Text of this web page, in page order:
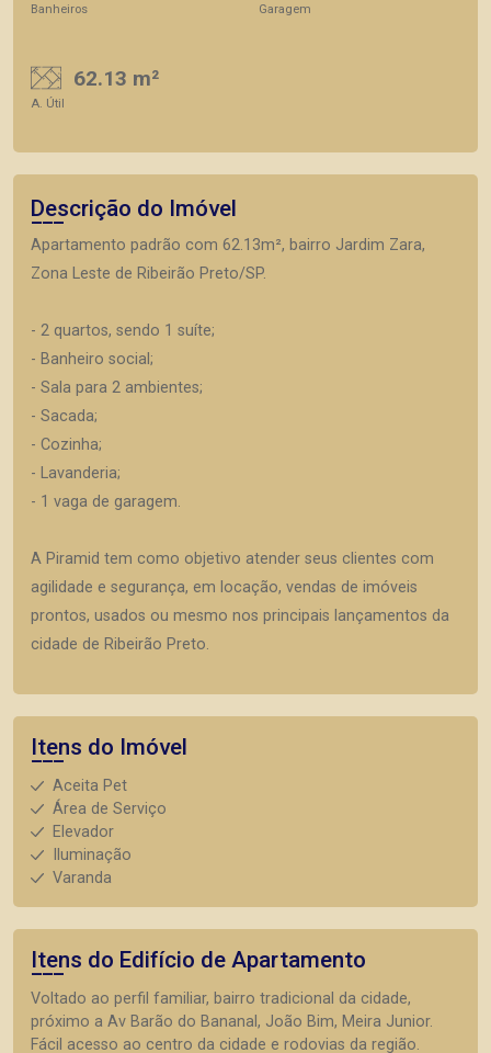
Banheiros Garagem
62.13 m²
A. Útil
Descrição do Imóvel
Apartamento padrão com 62.13m², bairro Jardim Zara,
Zona Leste de Ribeirão Preto/SP.
- 2 quartos, sendo 1 suíte;
- Banheiro social;
- Sala para 2 ambientes;
- Sacada;
- Cozinha;
- Lavanderia;
- 1 vaga de garagem.
A Piramid tem como objetivo atender seus clientes com
agilidade e segurança, em locação, vendas de imóveis
prontos, usados ou mesmo nos principais lançamentos da
cidade de Ribeirão Preto.
Itens do Imóvel
Aceita Pet
Área de Serviço
Elevador
Iluminação
Varanda
Itens do Edifício de Apartamento
Voltado ao perfil familiar, bairro tradicional da cidade,
próximo a Av Barão do Bananal, João Bim, Meira Junior.
Fácil acesso ao centro da cidade e rodovias da região.